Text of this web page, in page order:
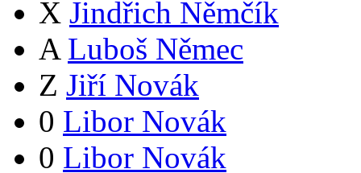
X Jindřich Němčík
A Luboš Němec
Z Jiří Novák
0 Libor Novák
0 Libor Novák